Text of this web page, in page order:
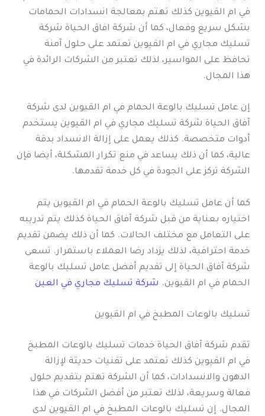
في ام القيوين كذلك تهتم بمعالجة انسدادات الحمامات
بشكل سريع وفعال، كما أن شركة افاق الحياة شركة
تسليك مجاري في ام القيوين تعتمد على حلول آمنة
تحافظ على المواسير، لذلك تعتبر من الشركات الرائدة في
هذا المجال.
إن عامل تسليك بالوعة الحمام في ام القيوين لدى شركة
آفاق الحياة شركة تسليك مجاري في ام القيوين يستخدم
أدوات متخصصة. كذلك يعمل على إزالة الانسداد بدقة
عالية، كما أن ذلك يساعد في منع تكرار المشكلة، أيضا فإن
الشركة تركز على الجودة في كل خدمة تقدمها.
كما أن عامل تسليك بالوعة الحمام في ام القيوين يتم
اختياره بعناية من قبل شركة آفاق الحياة كذلك يتم تدريبه
على التعامل مع مختلف الحالات. كما أن ذلك يضمن تقديم
خدمة احترافية، لذلك يزداد رضا العملاء باستمرار. تسعى
شركة آفاق الحياة إلى تقديم أفضل عامل تسليك بالوعة
الحمام في ام القيوين. شركة تسليك مجاري في العين
تسليك بالوعات المطبخ في ام القيوين
تقدم شركة آفاق الحياة خدمات تسليك بالوعات المطبخ
في ام القيوين كذلك تعتمد على تقنيات حديثة لإزالة
الدهون والانسدادات، كما أن الشركة تهتم بتقديم حلول
فعالة وسريعة، لذلك تعتبر من أفضل الشركات في هذا
المجال. إن تسليك بالوعات المطبخ في ام القيوين لدى